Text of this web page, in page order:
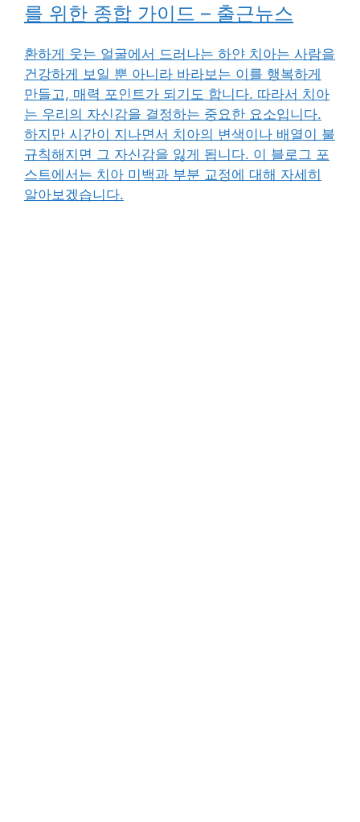
를 위한 종합 가이드 – 출근뉴스
환하게 웃는 얼굴에서 드러나는 하얀 치아는 사람을
건강하게 보일 뿐 아니라 바라보는 이를 행복하게
만들고, 매력 포인트가 되기도 합니다. 따라서 치아
는 우리의 자신감을 결정하는 중요한 요소입니다.
하지만 시간이 지나면서 치아의 변색이나 배열이 불
규칙해지면 그 자신감을 잃게 됩니다. 이 블로그 포
스트에서는 치아 미백과 부분 교정에 대해 자세히
알아보겠습니다.